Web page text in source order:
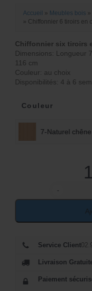
Accueil » Meubles bois »
» Chiffonnier 6 tiroirs en
Chiffonnier six tiroirs
Dimensions: Longueur
116 cm
Couleur: au choix
Disponibilités: 4 à 6
Couleur
7-Naturel chêne
-
quantité de
Service Client
Livraison
Paiement